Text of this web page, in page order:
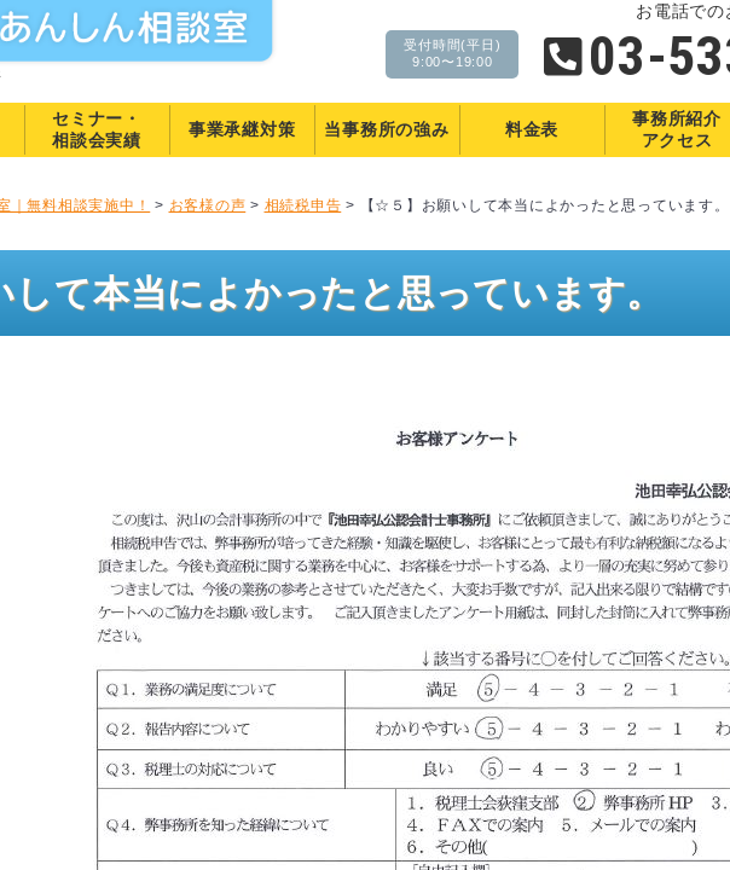
受付時間(平日)
9:00〜19:00
お電話で
03-
セミナー・
相談会実績
事業承継対策 当事務所の強み 料金表
事務所紹介
アクセス
｜無料相談実施中！ > お客様の声 > 相続税申告 > 【☆５】お願いして本当によかったと思っています。
して本当によかったと思っています。